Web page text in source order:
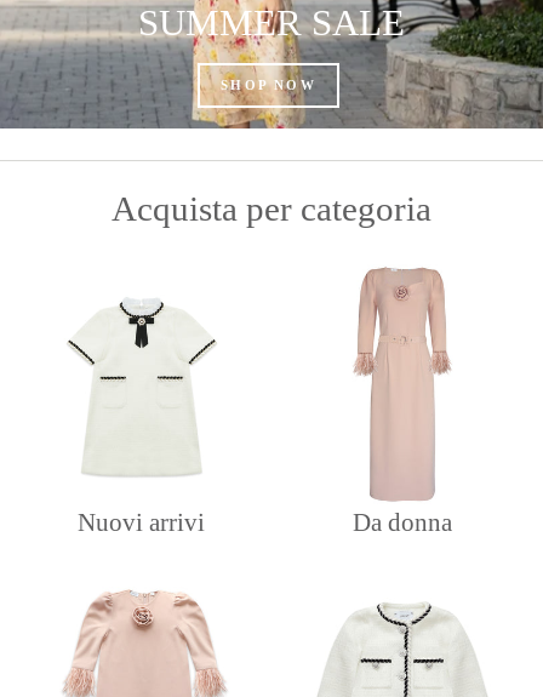
SUMMER SALE
SHOP NOW
Acquista per categoria
Nuovi arrivi Da donna